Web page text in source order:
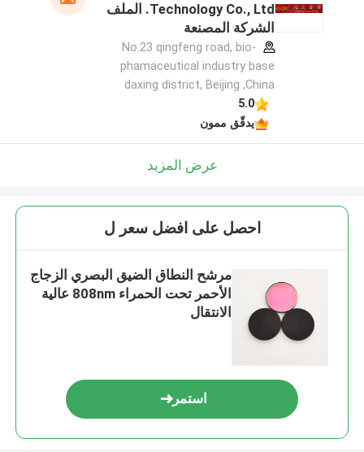
Technology Co., Ltd. الملف
الشركة المصنعة
No.23 qingfeng road, bio-
phamaceutical industry base
daxing district, Beijing ,China
5.0
يدقّق ممون
عرض المزيد
احصل على افضل سعر ل
مرشح النطاق الضيق البصري الزجاج
الأحمر تحت الحمراء 808nm عالية
الانتقال
استمر